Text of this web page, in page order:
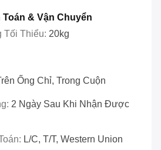
& Vận Chuyển
Tối Thiểu: 20kg
Ống Chỉ, Trong Cuộn
2 Ngày Sau Khi Nhận Được
L/c, T/T, Western Union